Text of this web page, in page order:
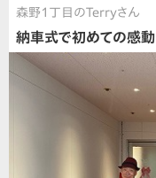
森野1丁目のTerryさん
納車式で初めての感動